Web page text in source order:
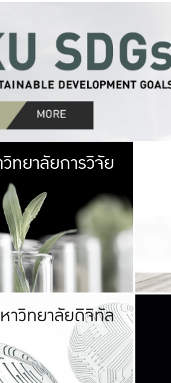
มหาวิทยาลัย
เกษตรศาสตร์ มีพื้นที่เขียวสดใส หนาแน่น
เป็นป่าในเมือง (URBAN FOREST)
เกษตรในเมือง (URBAN AGRICULTURE)
ที่นับรวมกันได้ประมาณ 1,400 ไร่
ทยาลัยการวิจัย
วิทยาลัยรับผิดชอบต่อสังคม
ร่วมมือกับชุมชน เพื่อความกินดีอยู่ดี
และความสุขอย่างยั่งยืน
มองปัญหาในภาพกว้าง
าวิทยาลัยดิจิทัล